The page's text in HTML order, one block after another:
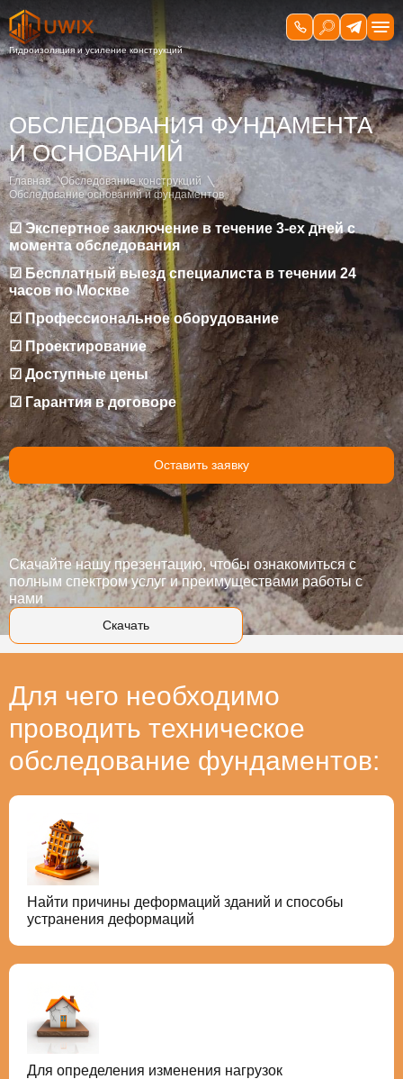
ОБСЛЕДОВАНИЯ ФУНДАМЕНТА
И ОСНОВАНИЙ
Главная
Обследование конструкций
Обследование оснований и фундаментов
☑ Экспертное заключение в течение 3-ех дней с
момента обследования
☑ Бесплатный выезд специалиста в течении 24
часов по Москве
☑ Профессиональное оборудование
☑ Проектирование
☑ Доступные цены
☑ Гарантия в договоре
Оставить заявку
Скачать
Скачайте нашу презентацию, чтобы ознакомиться с
полным спектром услуг и преимуществами работы с
нами
Для чего необходимо
проводить техническое
обследование фундаментов:
Найти причины деформаций зданий и способы
устранения деформаций
Для определения изменения нагрузок